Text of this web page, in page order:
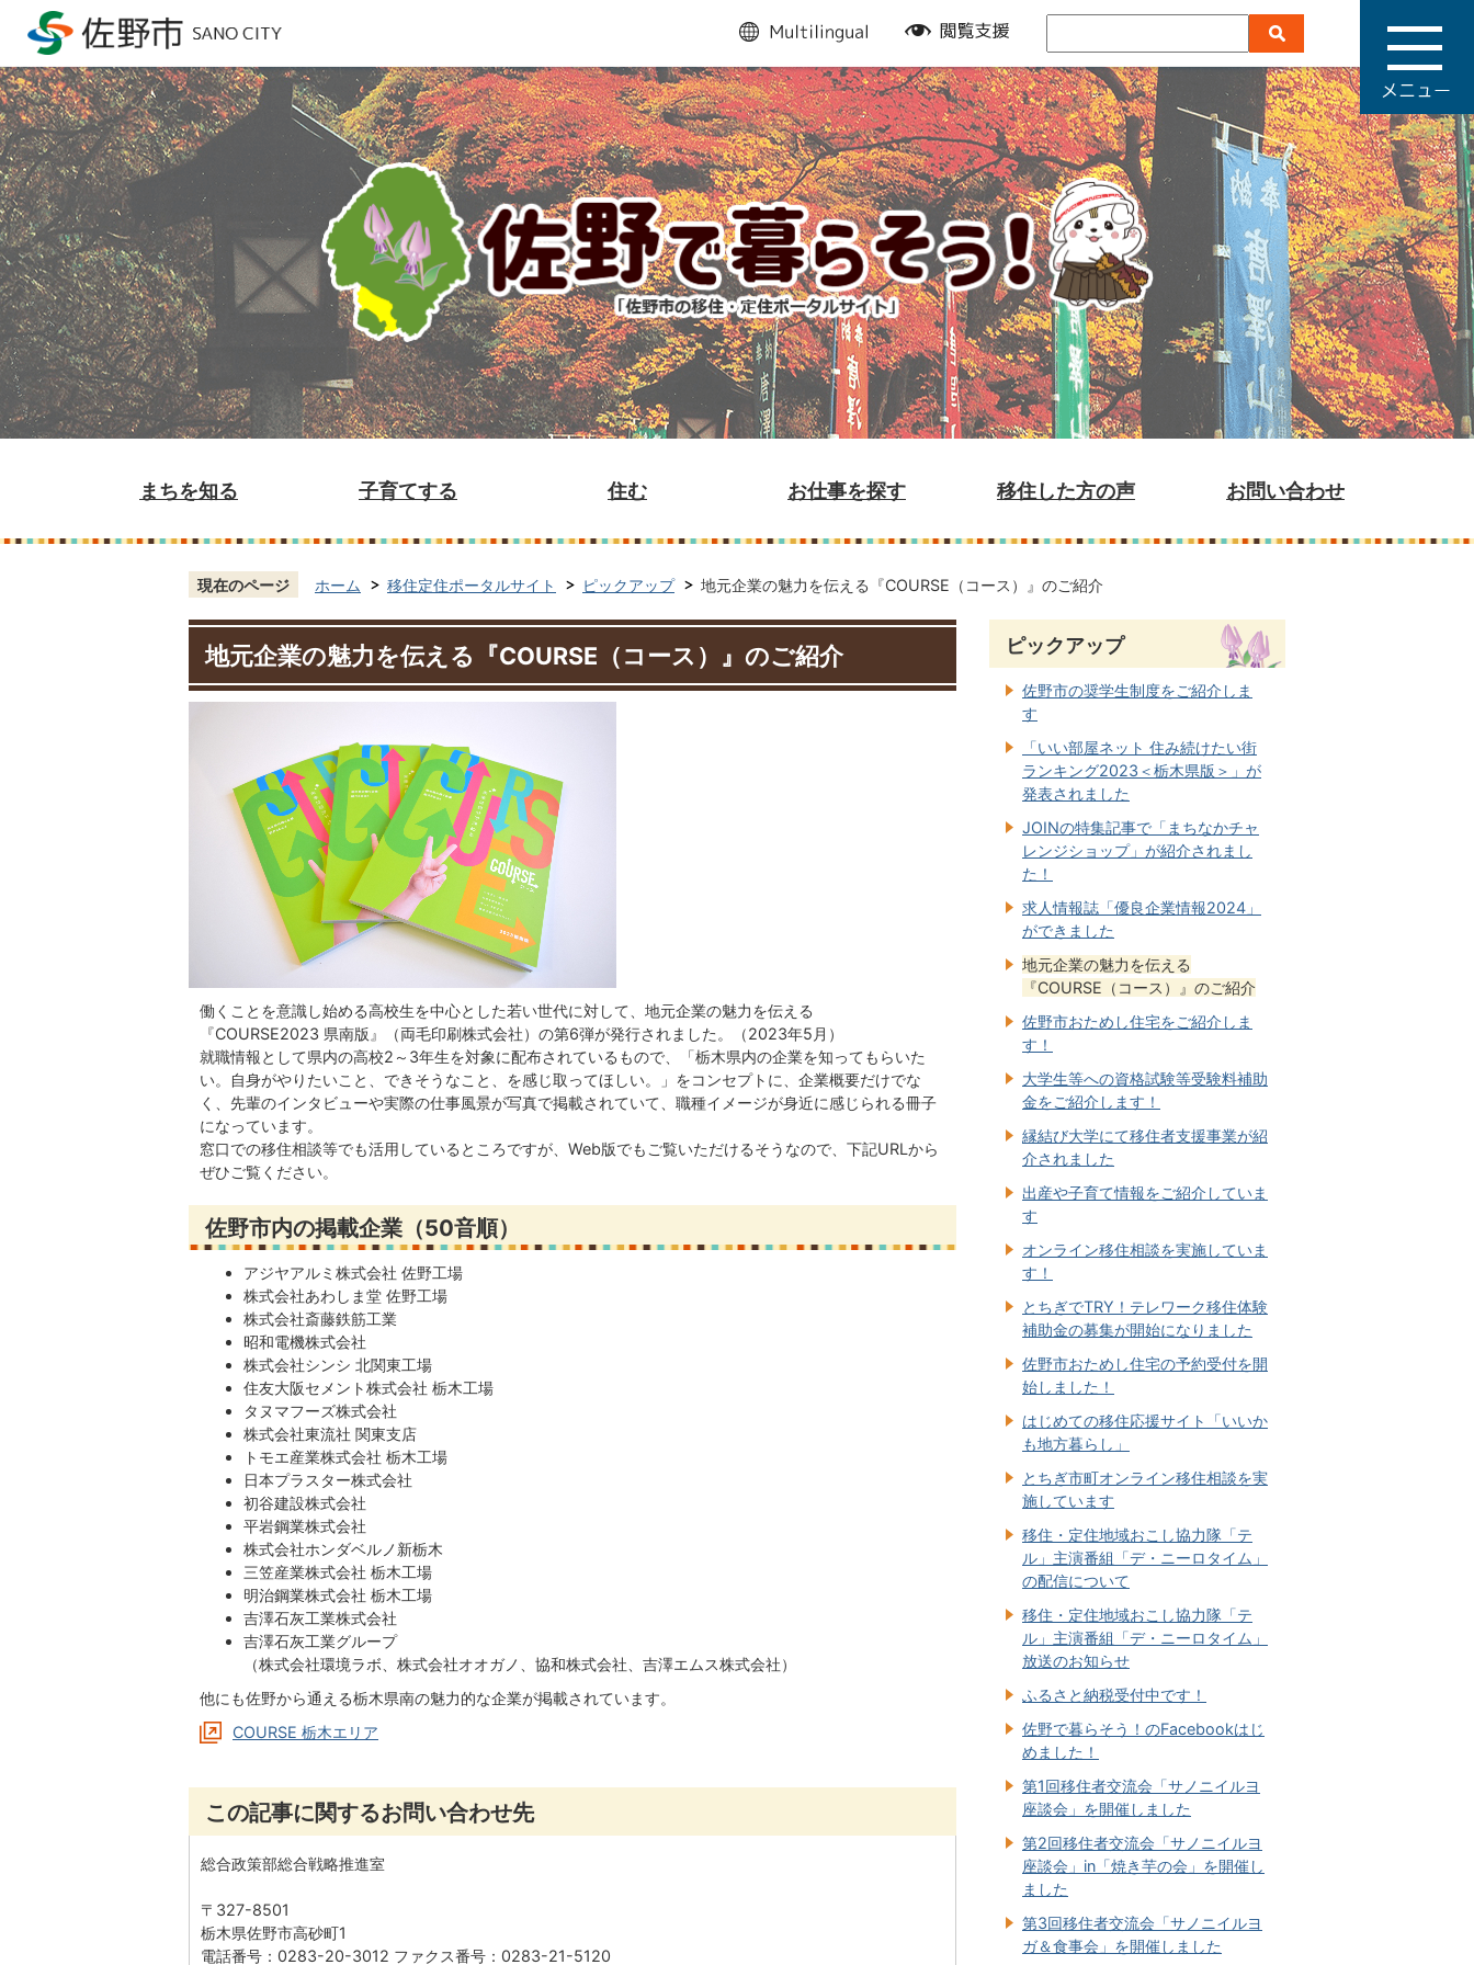
multilingual
閲
支
援
まちを知る 子育てする 住む お仕事を探す 移住した方の声 お問い合わせ
現在のページ ホーム 移住定住ポータルサイト ピックアップ 地元企業の魅力を伝える『COURSE（コース）』のご紹介
地元企業の魅力を伝える『COURSE（コース）』のご紹介
働くことを意識し始める高校生を中心とした若い世代に対して、地元企業の魅力を伝える
『COURSE2023 県南版』（両毛印刷株式会社）の第6弾が発行されました。（2023年5月）
就職情報として県内の高校2～3年生を対象に配布されているもので、「栃木県内の企業を知ってもらいた
い。自身がやりたいこと、できそうなこと、を感じ取ってほしい。」をコンセプトに、企業概要だけでな
く、先輩のインタビューや実際の仕事風景が写真で掲載されていて、職種イメージが身近に感じられる冊子
になっています。
窓口での移住相談等でも活用しているところですが、Web版でもご覧いただけるそうなので、下記URLから
ぜひご覧ください。
佐野市内の掲載企業 （50音順）
アジヤアルミ株式会社 佐野工場
株式会社あわしま堂 佐野工場
株式会社斎藤鉄筋工業
昭和電機株式会社
株式会社シンシ 北関東工場
住友大阪セメント株式会社 栃木工場
タヌマフーズ株式会社
株式会社東流社 関東支店
トモエ産業株式会社 栃木工場
日本プラスター株式会社
初谷建設株式会社
平岩鋼業株式会社
株式会社ホンダベルノ新栃木
三笠産業株式会社 栃木工場
明治鋼業株式会社 栃木工場
吉澤石灰工業株式会社
吉澤石灰工業グループ
（株式会社環境ラボ、株式会社オオガノ、協和株式会社、吉澤エムス株式会社）
他にも佐野から通える栃木県南の魅力的な企業が掲載されています。
COURSE 栃木エリア
この記事に関するお問い合わせ先
総合政策部総合戦略推進室
〒327-8501
栃木県佐野市高砂町1
電話番号：0283-20-3012 ファクス番号：0283-21-5120
ピックアップ
佐野市の奨学生制度をご紹介しま
す
「いい部屋ネット 住み続けたい街
ランキング2023＜栃木県版＞」が
発表されました
JOINの特集記事で「まちなかチャ
レンジショップ」が紹介されまし
た！
求人情報誌「優良企業情報2024」
ができました
地元企業の魅力を伝える
『COURSE（コース）』のご紹介
佐野市おためし住宅をご紹介しま
す！
大学生等への資格試験等受験料補助
金をご紹介します！
縁結び大学にて移住者支援事業が紹
介されました
出産や子育て情報をご紹介していま
す
オンライン移住相談を実施していま
す！
とちぎでTRY！テレワーク移住体験
補助金の募集が開始になりました
佐野市おためし住宅の予約受付を開
始しました！
はじめての移住応援サイト「いいか
も地方暮らし」
とちぎ市町オンライン移住相談を実
施しています
移住・定住地域おこし協力隊「テ
ル」主演番組「デ・ニーロタイム」
の配信について
移住・定住地域おこし協力隊「テ
ル」主演番組「デ・ニーロタイム」
放送のお知らせ
ふるさと納税受付中です！
佐野で暮らそう！のFacebookはじ
めました！
第1回移住者交流会「サノニイルヨ
座談会」を開催しました
第2回移住者交流会「サノニイルヨ
座談会」in「焼き芋の会」を開催し
ました
第3回移住者交流会「サノニイルヨ
ガ＆食事会」を開催しました